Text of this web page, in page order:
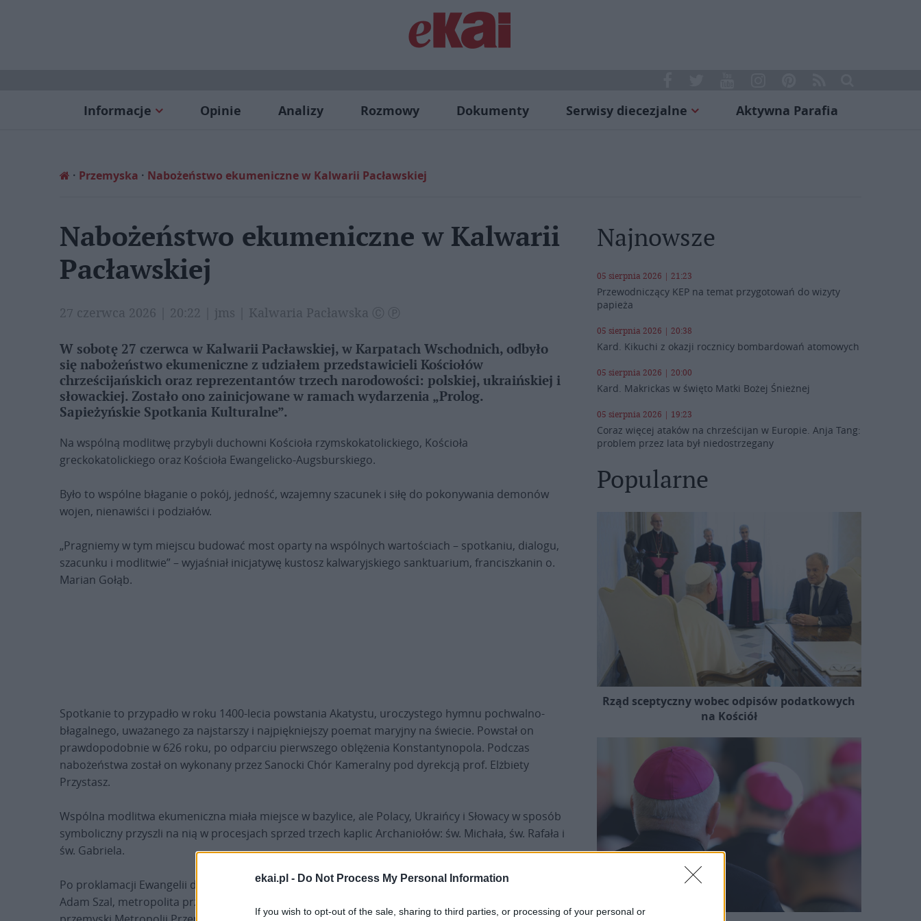
ekai.pl - Do Not Process My Personal Information
If you wish to opt-out of the sale, sharing to third parties, or processing of your personal or
Informacje Opinie Analizy Rozmowy Dokumenty Serwisy diecezjalne Aktywna Parafia
Przemyska Nabożeństwo ekumeniczne w Kalwarii Pacławskiej
Nabożeństwo ekumeniczne w Kalwarii
Pacławskiej
27 czerwca 2026 | 20:22 | jms | Kalwaria Pacławska Ⓒ Ⓟ
W sobotę 27 czerwca w Kalwarii Pacławskiej, w Karpatach Wschodnich, odbyło
się nabożeństwo ekumeniczne z udziałem przedstawicieli Kościołów
chrześcijańskich oraz reprezentantów trzech narodowości: polskiej, ukraińskiej i
słowackiej. Zostało ono zainicjowane w ramach wydarzenia „Prolog.
Sapieżyńskie Spotkania Kulturalne”.
Na wspólną modlitwę przybyli duchowni Kościoła rzymskokatolickiego, Kościoła
greckokatolickiego oraz Kościoła Ewangelicko-Augsburskiego.
Było to wspólne błaganie o pokój, jedność, wzajemny szacunek i siłę do pokonywania demonów
wojen, nienawiści i podziałów.
„Pragniemy w tym miejscu budować most oparty na wspólnych wartościach – spotkaniu, dialogu,
szacunku i modlitwie” – wyjaśniał inicjatywę kustosz kalwaryjskiego sanktuarium, franciszkanin o.
Marian Gołąb.
Spotkanie to przypadło w roku 1400-lecia powstania Akatystu, uroczystego hymnu pochwalno-
błagalnego, uważanego za najstarszy i najpiękniejszy poemat maryjny na świecie. Powstał on
prawdopodobnie w 626 roku, po odparciu pierwszego oblężenia Konstantynopola. Podczas
nabożeństwa został on wykonany przez Sanocki Chór Kameralny pod dyrekcją prof. Elżbiety
Przystasz.
Wspólna modlitwa ekumeniczna miała miejsce w bazylice, ale Polacy, Ukraińcy i Słowacy w sposób
symboliczny przyszli na nią w procesjach sprzed trzech kaplic Archaniołów: św. Michała, św. Rafała i
św. Gabriela.
Po proklamacji Ewangelii duchowni Kościołów chrześcijańskich wygłosili krótkie kazania: abp
Adam Szal, metropolita przemyski Kościoła rzymskokatolickiego; ks. Jan Tarapacki, dziekan
Najnowsze
05 sierpnia 2026 | 21:23
Przewodniczący KEP na temat przygotowań do wizyty
papieża
05 sierpnia 2026 | 20:38
Kard. Kikuchi z okazji rocznicy bombardowań atomowych
05 sierpnia 2026 | 20:00
Kard. Makrickas w święto Matki Bożej Śnieżnej
05 sierpnia 2026 | 19:23
Coraz więcej ataków na chrześcijan w Europie. Anja Tang:
problem przez lata był niedostrzegany
Popularne
Rząd sceptyczny wobec odpisów podatkowych
na Kościół